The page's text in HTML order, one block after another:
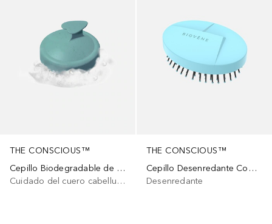
THE CONSCIOUS™
Cepillo Biodegradable de Masaje para Lavar el Cabello Mint Green
Cuidado del cuero cabelludo
THE CONSCIOUS™
Cepillo Desenredante Compacto Biodegradable Ocean Blue
Desenredante